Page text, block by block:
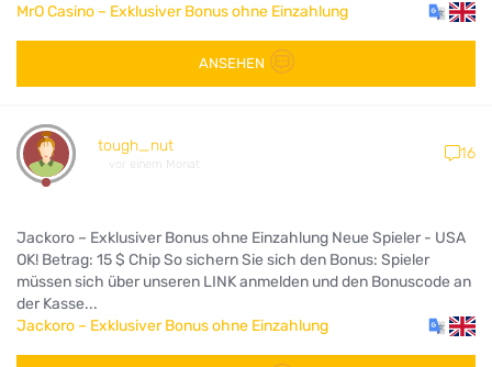
MrO Casino – Exklusiver Bonus ohne Einzahlung
ANSEHEN
tough_nut
vor einem Monat
16
Jackoro – Exklusiver Bonus ohne Einzahlung Neue Spieler - USA
OK! Betrag: 15 $ Chip So sichern Sie sich den Bonus: Spieler
müssen sich über unseren LINK anmelden und den Bonuscode an
der Kasse...
Jackoro – Exklusiver Bonus ohne Einzahlung